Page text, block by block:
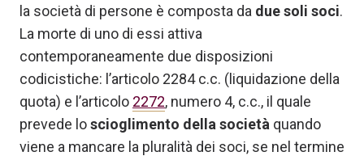
la società di persone è composta da due soli soci.
La morte di uno di essi attiva
contemporaneamente due disposizioni
codicistiche: l’articolo 2284 c.c. (liquidazione della
quota) e l’articolo 2272, numero 4, c.c., il quale
prevede loscioglimento della società quando
viene a mancare la pluralità dei soci, se nel termine